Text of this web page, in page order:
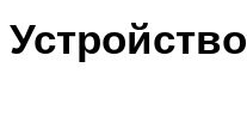
Устройство